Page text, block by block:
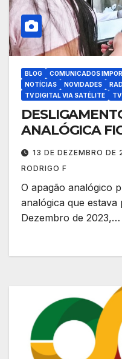
BLOG COMUNICADOS
NOTÍCIAS
NOVIDADES
TV DIGITAL VIA SATÉLITE
ANALÓGICA
13 DE DEZEMBRO DE
RODRIGO F
O apagão analógico
analógica que
Dezembro de 2023,…